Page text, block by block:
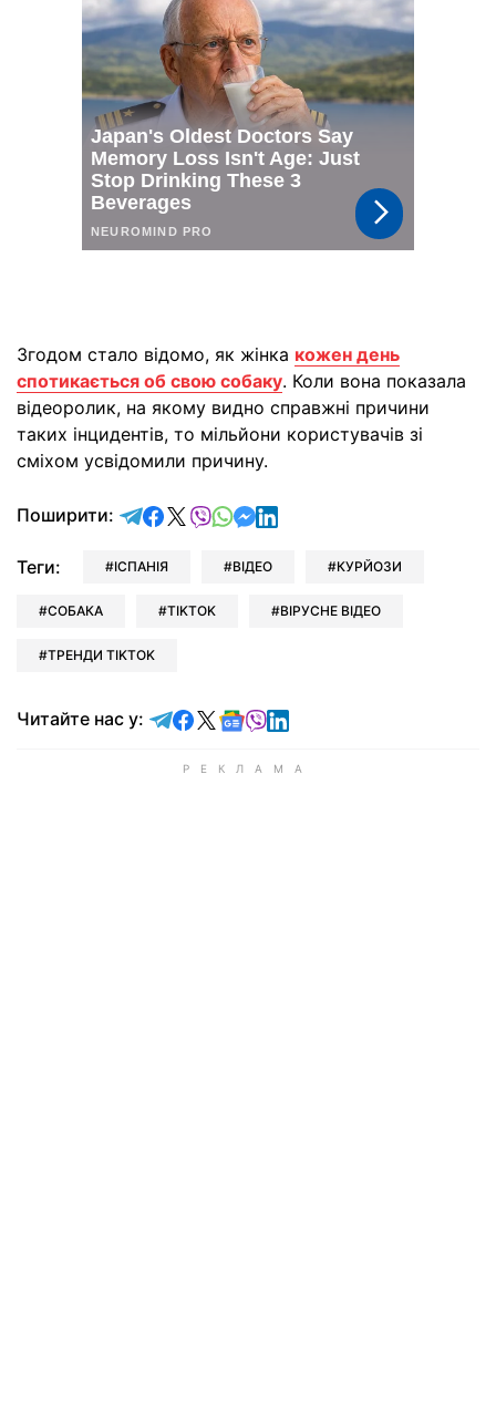
Згодом стало відомо, як жінка кожен день
спотикається об свою собаку. Коли вона показала
відеоролик, на якому видно справжні причини
таких інцидентів, то мільйони користувачів зі
сміхом усвідомили причину.
Поширити: відправити у Telegram
поділитись у Facebook
поділитись у X
відправити у Viber
відправити у Whatsapp
відправити у Messenger
відправити у LinkedIn
Теги: ІСПАНІЯ ВІДЕО КУРЙОЗИ
СОБАКА TIKTOK ВІРУСНЕ ВІДЕО
ТРЕНДИ TIKTOK
Читайте нас у: Читайте у Telegram
Читайте у Facebook
Читайте у X
Читайте у Google news
Читайте у Viber
Читайте у LinkedIn